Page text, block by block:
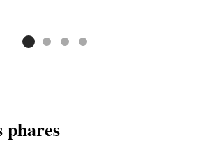
phares